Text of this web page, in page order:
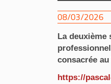
08/03/2026
La deuxième
consacrée
https://